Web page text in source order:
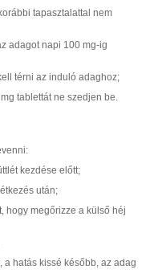
tapasztalattal nem
adagot napi 100 mg-ig
térni az induló adaghoz;
tablettát ne szedjen be.
kezdése előtt;
után;
hogy megőrizze a külső héj
a hatás kissé később, az adag